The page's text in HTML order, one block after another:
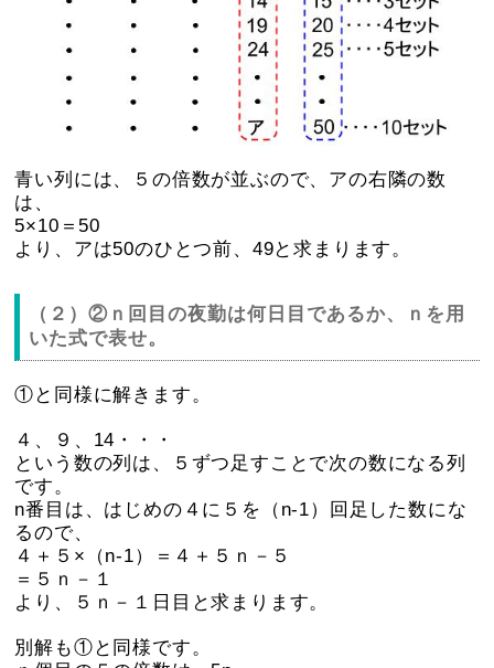
青い列には、５の倍数が並ぶので、アの右隣の数
は、
5×10＝50
より、アは50のひとつ前、49と求まります。
（２）②ｎ回目の夜勤は何日目であるか、ｎを用
いた式で表せ。
①と同様に解きます。
４、９、14・・・
という数の列は、５ずつ足すことで次の数になる列
です。
n番目は、はじめの４に５を（n-1）回足した数にな
るので、
４＋５×（n-1）＝４＋５ｎ－５
＝５ｎ－１
より、５ｎ－１日目と求まります。
別解も①と同様です。